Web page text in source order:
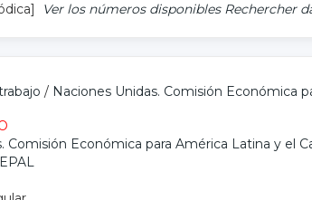
Ver los números disponibles Rechercher
/ Naciones Unidas. Comisión Económica
Comisión Económica para América Latina y el